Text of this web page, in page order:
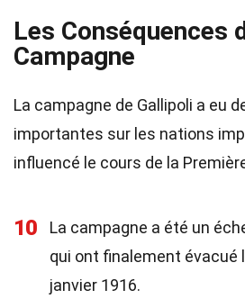
Les Conséquences
Campagne
La campagne de Gallipoli a eu
importantes sur les nations
influencé le cours de la
10
La campagne a été un
qui ont finalement évacué
janvier 1916.